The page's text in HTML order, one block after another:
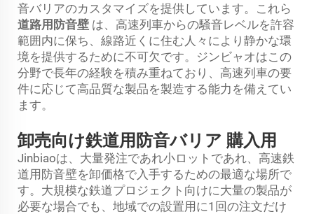
音バリアのカスタマイズを提供しています。これら
道路用防音壁 は、高速列車からの騒音レベルを許容
範囲内に保ち、線路近くに住む人々により静かな環
境を提供するために不可欠です。ジンビャオはこの
分野で長年の経験を積み重ねており、高速列車の要
件に応じて高品質な製品を製造する能力を備えてい
ます。
卸売向け鉄道用防音バリア 購入用
Jinbiaoは、大量発注であれ小ロットであれ、高速鉄
道用防音壁を卸価格で入手するための最適な場所で
す。大規模な鉄道プロジェクト向けに大量の製品が
必要な場合でも、地域での設置用に1回の注文だけ